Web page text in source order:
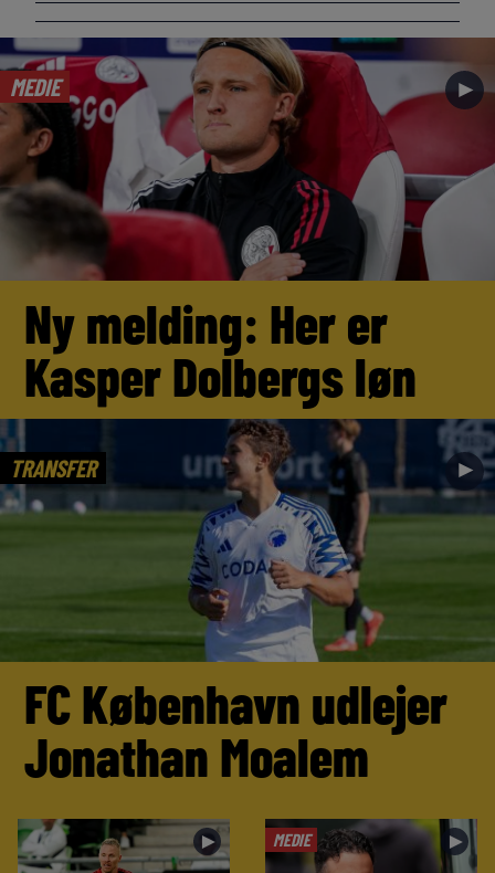
MEDIE ►
Ny melding: Her er
Kasper Dolbergs løn
TRANSFER ►
FC København udlejer
Jonathan Moalem
► MEDIE ►